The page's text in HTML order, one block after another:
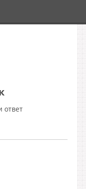
ответ